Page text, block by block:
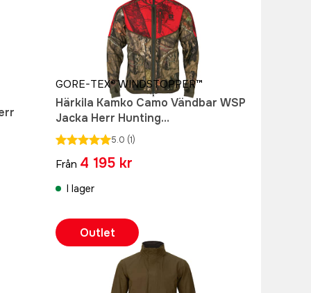
GORE-TEX® WINDSTOPPER™
Härkila Kamko Camo Vändbar WSP
Jacka Herr Hunting
Green/MossyOak®Break-Up
Country®
5.0 (1)
Från 4 195 kr
I lager
Outlet